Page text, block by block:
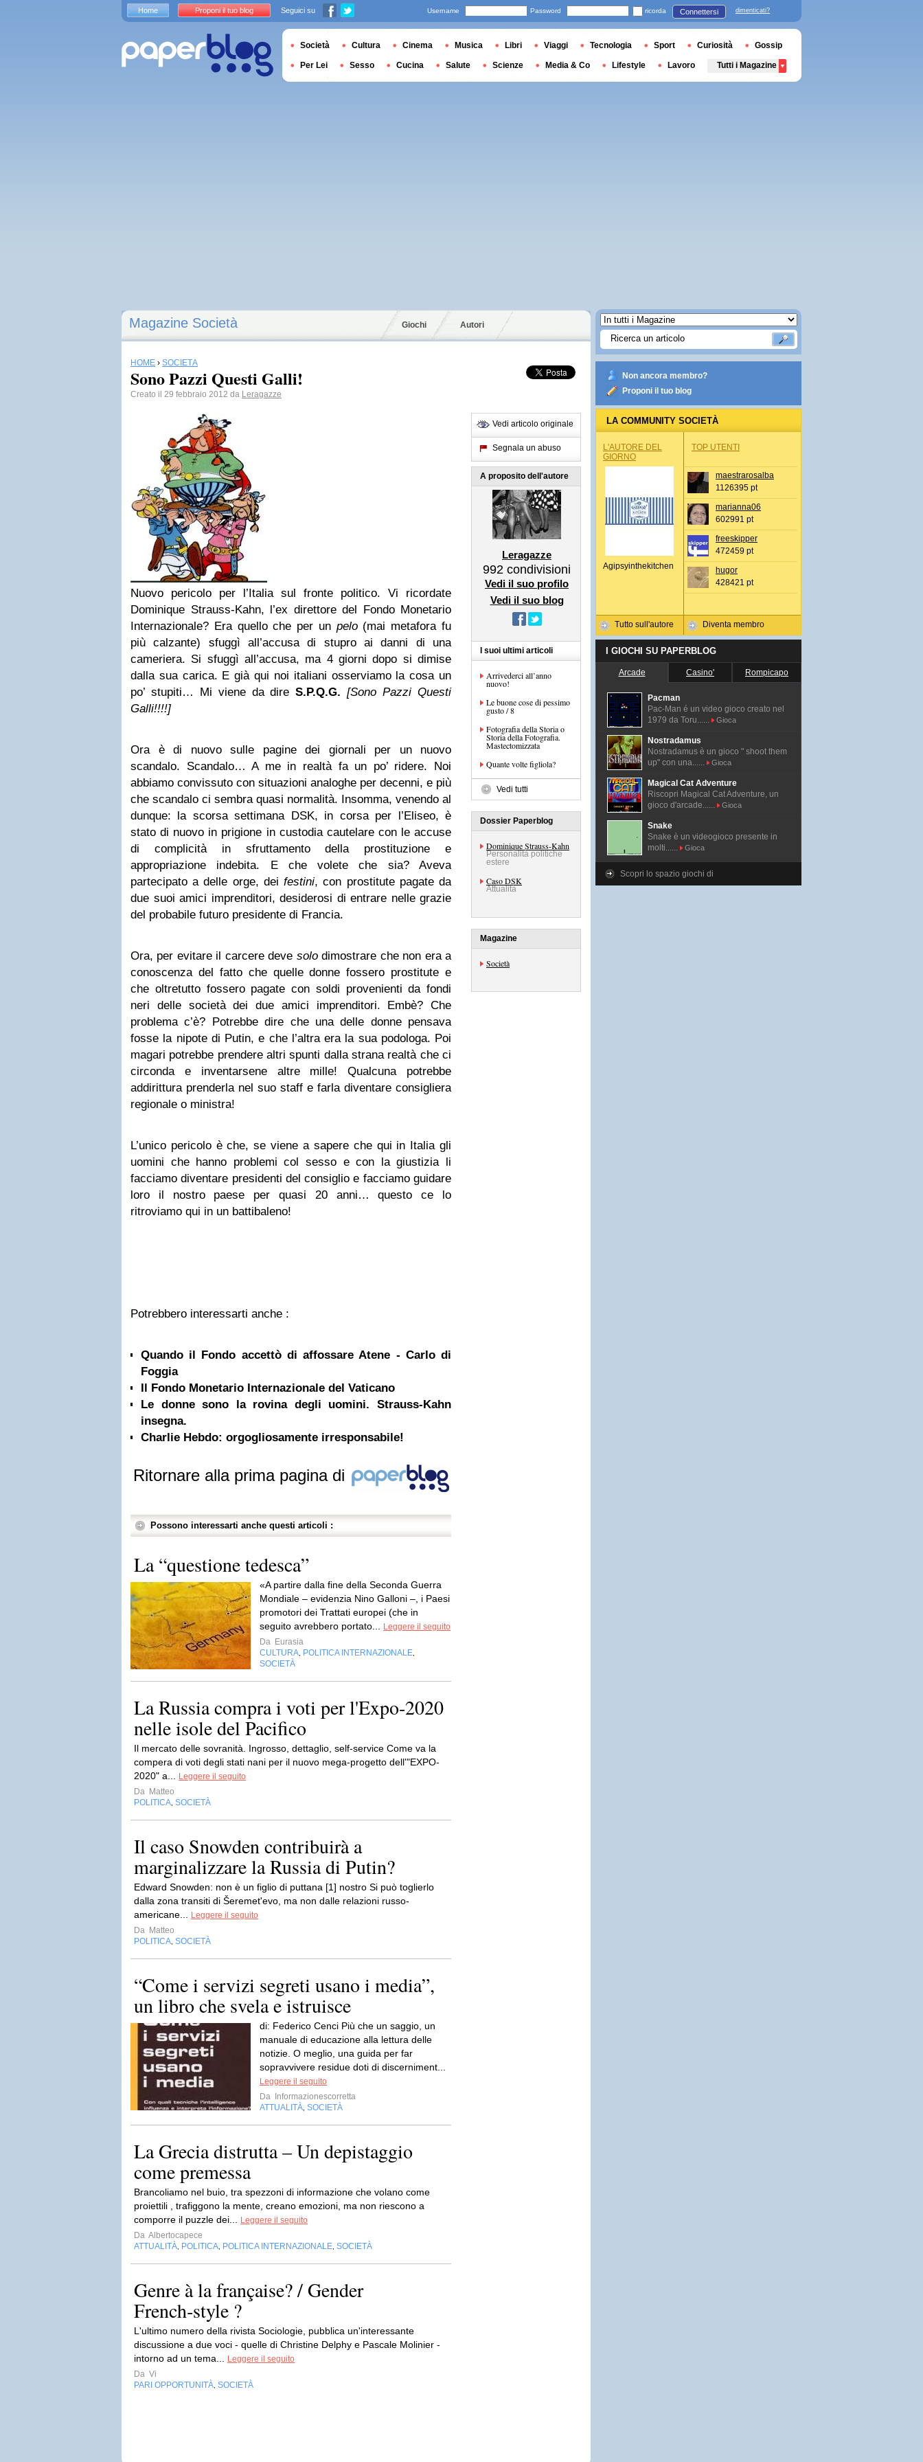
Magazine Società Giochi Autori
HOME › SOCIETÀ
Sono Pazzi Questi Galli!
Creato il 29 febbraio 2012 da Leragazze
Nuovo pericolo per l’Italia sul fronte politico. Vi ricordate
Dominique Strauss-Kahn, l’ex direttore del Fondo Monetario
Internazionale? Era quello che per un pelo(mai metafora fu
più calzante) sfuggì all’accusa di stupro ai danni di una
cameriera. Si sfuggì all’accusa, ma 4 giorni dopo si dimise
dalla sua carica. E già qui noi italiani osserviamo la cosa un
po’ stupiti… Mi viene da direS.P.Q.G. [Sono Pazzi Questi
Galli!!!!]
Ora è di nuovo sulle pagine dei giornali per un nuovo
scandalo. Scandalo… A me in realtà fa un po’ ridere. Noi
abbiamo convissuto con situazioni analoghe per decenni, e più
che scandalo ci sembra quasi normalità. Insomma, venendo al
dunque: la scorsa settimana DSK, in corsa per l’Eliseo, è
stato di nuovo in prigione in custodia cautelare con le accuse
di complicità in sfruttamento della prostituzione e
appropriazione indebita. E che volete che sia? Aveva
partecipato a delle orge, deifestini, con prostitute pagate da
due suoi amici imprenditori, desiderosi di entrare nelle grazie
del probabile futuro presidente di Francia.
Ora, per evitare il carcere deve solodimostrare che non era a
conoscenza del fatto che quelle donne fossero prostitute e
che oltretutto fossero pagate con soldi provenienti da fondi
neri delle società dei due amici imprenditori. Embè? Che
problema c’è? Potrebbe dire che una delle donne pensava
fosse la nipote di Putin, e che l’altra era la sua podologa. Poi
magari potrebbe prendere altri spunti dalla strana realtà che ci
circonda e inventarsene altre mille! Qualcuna potrebbe
addirittura prenderla nel suo staff e farla diventare consigliera
regionale o ministra!
L’unico pericolo è che, se viene a sapere che qui in Italia gli
uomini che hanno problemi col sesso e con la giustizia li
facciamo diventare presidenti del consiglio e facciamo guidare
loro il nostro paese per quasi 20 anni… questo ce lo
ritroviamo qui in un battibaleno!
Potrebbero interessarti anche :
Quando il Fondo accettò di affossare Atene - Carlo di
Foggia
Il Fondo Monetario Internazionale del Vaticano
Le donne sono la rovina degli uomini. Strauss-Kahn
insegna.
Charlie Hebdo: orgogliosamente irresponsabile!
Ritornare alla prima pagina di
Possono interessarti anche questi articoli :
La “questione tedesca”
«A partire dalla fine della Seconda Guerra
Mondiale – evidenzia Nino Galloni –, i Paesi
promotori dei Trattati europei (che in
seguito avrebbero portato...
Leggere il seguito
Da Eurasia
CULTURA POLITICA INTERNAZIONALE
SOCIETÀ
La Russia compra i voti per l'Expo-2020
nelle isole del Pacifico
Il mercato delle sovranità. Ingrosso, dettaglio, self-service Come va la
compera di voti degli stati nani per il nuovo mega-progetto dell'"EXPO-
2020" a...
Leggere il seguito
Da Matteo
POLITICA SOCIETÀ
Il caso Snowden contribuirà a
marginalizzare la Russia di Putin?
Edward Snowden: non è un figlio di puttana [1] nostro Si può toglierlo
dalla zona transiti di Šeremet'evo, ma non dalle relazioni russo-
americane...
Leggere il seguito
Da Matteo
POLITICA SOCIETÀ
“Come i servizi segreti usano i media”,
un libro che svela e istruisce
di: Federico Cenci Più che un saggio, un
manuale di educazione alla lettura delle
notizie. O meglio, una guida per far
sopravvivere residue doti di discerniment...
Leggere il seguito
Da
Informazionescorretta
ATTUALITÀ SOCIETÀ
La Grecia distrutta – Un depistaggio
come premessa
Brancoliamo nel buio, tra spezzoni di informazione che volano come
proiettili , trafiggono la mente, creano emozioni, ma non riescono a
comporre il puzzle dei...
Leggere il seguito
Da Albertocapece
ATTUALITÀ POLITICA POLITICA INTERNAZIONALE SOCIETÀ
Genre à la française? / Gender
French‑style ?
L'ultimo numero della rivista Sociologie, pubblica un'interessante
discussione a due voci - quelle di Christine Delphy e Pascale Molinier -
intorno ad un tema...
Leggere il seguito
Da Vi
PARI OPPORTUNITÀ SOCIETÀ
Vedi articolo originale
Segnala un abuso
A proposito dell'autore
Leragazze
992 condivisioni
Vedi il suo profilo
Vedi il suo blog
I suoi ultimi articoli
Arrivederci all’anno
nuovo!
Le buone cose di pessimo
gusto / 8
Fotografia della Storia o
Storia della Fotografia.
Mastectomizzata
Quante volte figliola?
Vedi tutti
Dossier Paperblog
Dominique Strauss-Kahn
Personalità politiche
estere
Caso DSK
Attualità
Magazine
Società
Non ancora membro?
Proponi il tuo blog
LA COMMUNITY SOCIETÀ
L'AUTORE DEL
GIORNO
Agipsyinthekitchen
Tutto sull'autore
TOP UTENTI
maestrarosalba
1126395 pt
marianna06
602991 pt
freeskipper
472459 pt
hugor
428421 pt
Diventa membro
I GIOCHI SU PAPERBLOG
Arcade Casino' Rompicapo
Pacman
Pac-Man é un video gioco creato nel
1979 da Toru......
Gioca
Nostradamus
Nostradamus è un gioco " shoot them
up" con una......
Gioca
Magical Cat Adventure
Riscopri Magical Cat Adventure, un
gioco d'arcade......
Gioca
Snake
Snake è un videogioco presente in
molti......
Gioca
Scopri lo spazio giochi di
Home Proponi il tuo blog Seguici su Username Password ricorda Connettersi dimenticati?
Società Cultura Cinema Musica Libri Viaggi Tecnologia Sport Curiosità Gossip
Per Lei Sesso Cucina Salute Scienze Media & Co Lifestyle Lavoro Tutti i Magazine